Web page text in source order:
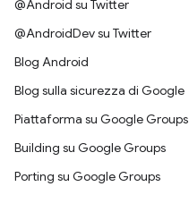
@Android su Twitter
@AndroidDev su Twitter
Blog Android
Blog sulla sicurezza di Google
Piattaforma su Google Groups
Building su Google Groups
Porting su Google Groups